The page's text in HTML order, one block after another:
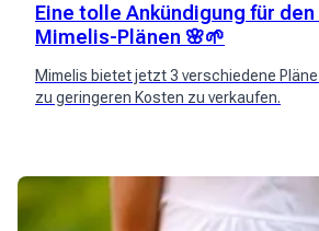
Eine tolle Ankündigung für
Mimelis-Plänen 🌸🌱
Mimelis bietet jetzt 3 verschiedene
zu geringeren Kosten zu verkaufen.